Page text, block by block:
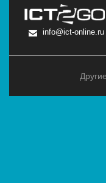
info@ict-online.ru